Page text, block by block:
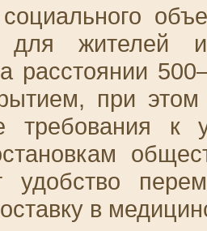
для жителей
расстоянии
при
требования к
удобство
в